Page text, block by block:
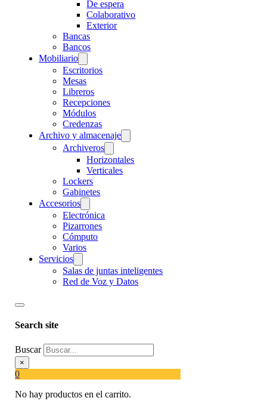
De espera
Colaborativo
Exterior
Bancas
Bancos
Mobiliario
Escritorios
Mesas
Libreros
Recepciones
Módulos
Credenzas
Archivo y almacenaje
Archiveros
Horizontales
Verticales
Lockers
Gabinetes
Accesorios
Electrónica
Pizarrones
Cómputo
Varios
Servicios
Salas de juntas inteligentes
Red de Voz y Datos
Search site
Buscar
×
0
No hay productos en el carrito.